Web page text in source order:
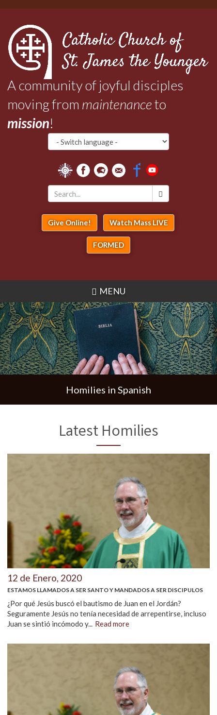
content
A community of joyful disciples
moving from maintenanceto
mission!
*
Give Online! Watch Mass LIVE
FORMED
MENU
Homilies in Spanish
Latest Homilies
12 de Enero, 2020
ESTAMOS LLAMADOS A SER SANTO Y MANDADOS A SER DISCIPULOS
¿Por qué Jesús buscó el bautismo de Juan en el Jordán?
Seguramente Jesús no tenía necesidad de arrepentirse, incluso
Juan se sintió incómodo y... Read more